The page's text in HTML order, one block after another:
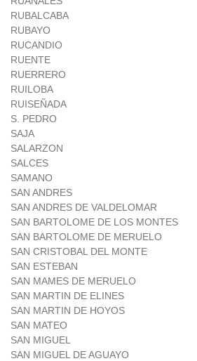
RUBALCABA
RUBAYO
RUCANDIO
RUENTE
RUERRERO
RUILOBA
RUISEÑADA
S. PEDRO
SAJA
SALARZON
SALCES
SAMANO
SAN ANDRES
SAN ANDRES DE VALDELOMAR
SAN BARTOLOME DE LOS MONTES
SAN BARTOLOME DE MERUELO
SAN CRISTOBAL DEL MONTE
SAN ESTEBAN
SAN MAMES DE MERUELO
SAN MARTIN DE ELINES
SAN MARTIN DE HOYOS
SAN MATEO
SAN MIGUEL
SAN MIGUEL DE AGUAYO